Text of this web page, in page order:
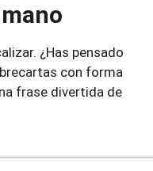
¿Has pensado
con forma
frase divertida de